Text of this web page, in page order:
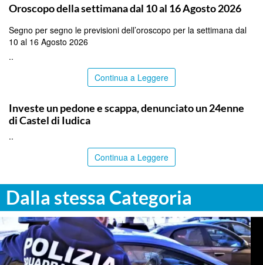
Oroscopo della settimana dal 10 al 16 Agosto 2026
Segno per segno le previsioni dell’oroscopo per la settimana dal
10 al 16 Agosto 2026
..
Continua a Leggere
Investe un pedone e scappa, denunciato un 24enne
di Castel di Iudica
..
Continua a Leggere
Dalla stessa Categoria